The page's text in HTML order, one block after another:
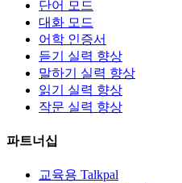
단어 모드
대화 모드
어학 인증서
듣기 실력 향상
말하기 실력 향상
읽기 실력 향상
작문 실력 향상
파트너십
교육용 Talkpal